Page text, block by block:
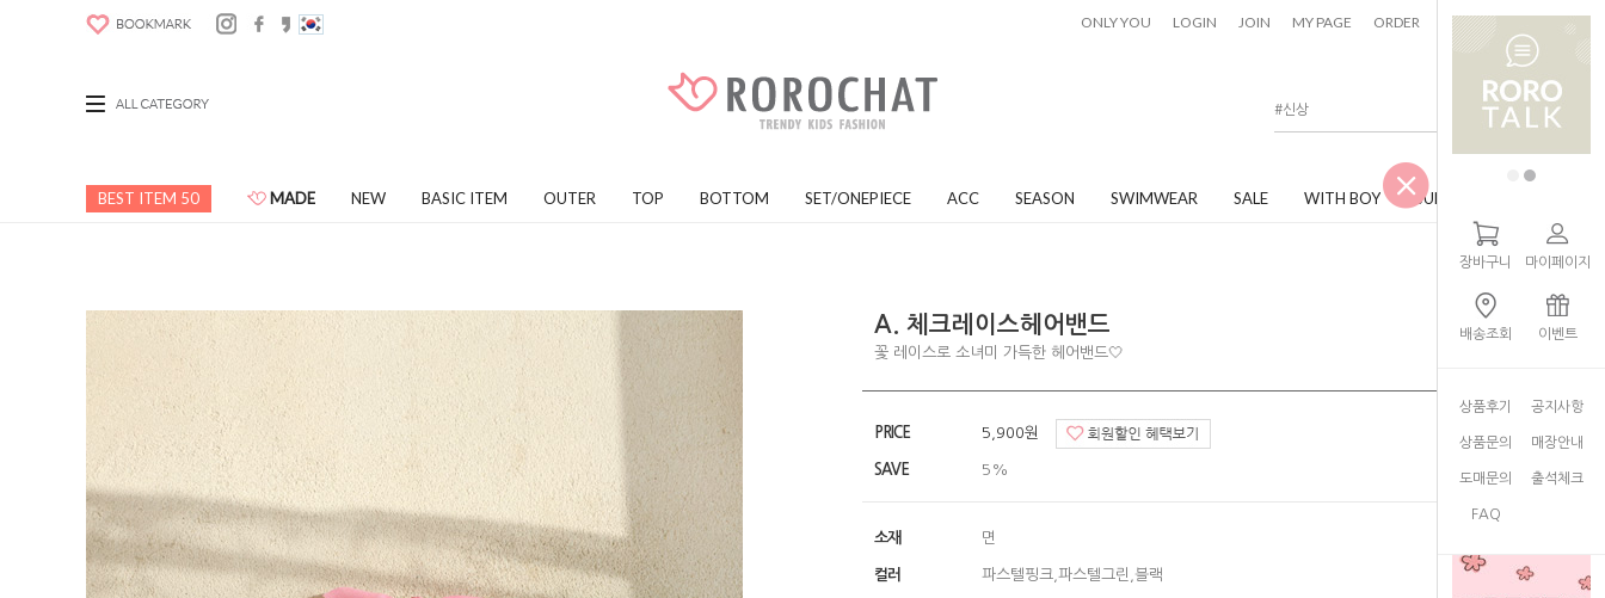
ONLY YOU LOGIN JOIN MY PAGE ORDER CART 0
BEST ITEM 50 MADE NEW BASIC ITEM OUTER TOP BOTTOM SET/ONEPIECE ACC SEASON SWIMWEAR SALE WITH BOY JUNIOR
장바구니 마이페이지
배송조회 이벤트
상품후기 공지사항
상품문의 매장안내
도매문의 출석체크
FAQ
A. 체크레이스헤어밴드
꽃 레이스로 소녀미 가득한 헤어밴드🤍
PRICE 5,900원
SAVE 5%
소재 면
컬러 파스텔핑크,파스텔그린,블랙